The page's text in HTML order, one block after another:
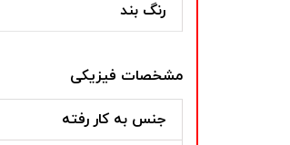
رنگ بند
مشخصات فیزیکی
جنس به کار رفته